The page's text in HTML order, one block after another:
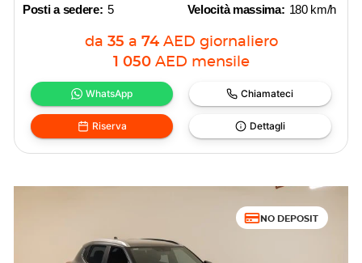
Posti a sedere: 5
Velocità massima: 180 km/h
da 35 a 74 AED giornaliero
1 050 AED mensile
WhatsApp Chiamateci
Riserva Dettagli
NO DEPOSIT